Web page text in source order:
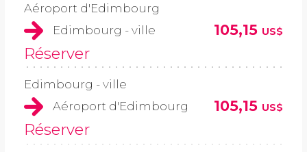
Aéroport d'Edimbourg
Edimbourg - ville
105,15 US$
Réserver
Edimbourg - ville
Aéroport d'Edimbourg
105,15 US$
Réserver